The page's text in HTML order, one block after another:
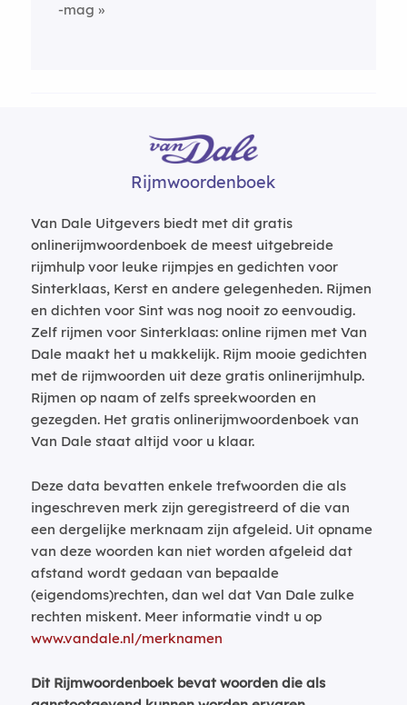
-mag
Rijmwoordenboek
Van Dale Uitgevers biedt met dit gratis
onlinerijmwoordenboek de meest uitgebreide
rijmhulp voor leuke rijmpjes en gedichten voor
Sinterklaas, Kerst en andere gelegenheden. Rijmen
en dichten voor Sint was nog nooit zo eenvoudig.
Zelf rijmen voor Sinterklaas: online rijmen met Van
Dale maakt het u makkelijk. Rijm mooie gedichten
met de rijmwoorden uit deze gratis onlinerijmhulp.
Rijmen op naam of zelfs spreekwoorden en
gezegden. Het gratis onlinerijmwoordenboek van
Van Dale staat altijd voor u klaar.
Deze data bevatten enkele trefwoorden die als
ingeschreven merk zijn geregistreerd of die van
een dergelijke merknaam zijn afgeleid. Uit opname
van deze woorden kan niet worden afgeleid dat
afstand wordt gedaan van bepaalde
(eigendoms)rechten, dan wel dat Van Dale zulke
rechten miskent. Meer informatie vindt u op
www.vandale.nl/merknamen
Dit Rijmwoordenboek bevat woorden die als